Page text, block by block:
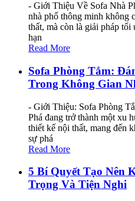
- Giới Thiệu Về Sofa Nhà
nhà phố thông minh không
thất, mà còn là giải pháp
hạn
Read More
Sofa Phòng Tắm:
Trong Không Gian
- Giới Thiệu: Sofa Phòng
Phá đang trở thành một xu
thiết kế nội thất, mang đến
sự phá
Read More
5 Bí Quyết Tạo Nên
Trọng Và Tiện Nghi